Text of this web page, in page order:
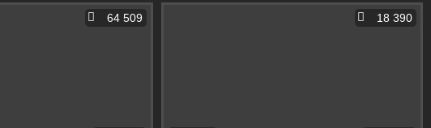
64 509 18 390